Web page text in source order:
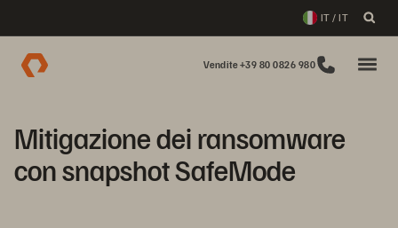
IT / IT
Vendite +39 80 0826 980
Mitigazione dei ransomware
con snapshot SafeMode